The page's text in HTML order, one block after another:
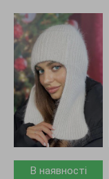
В наявності